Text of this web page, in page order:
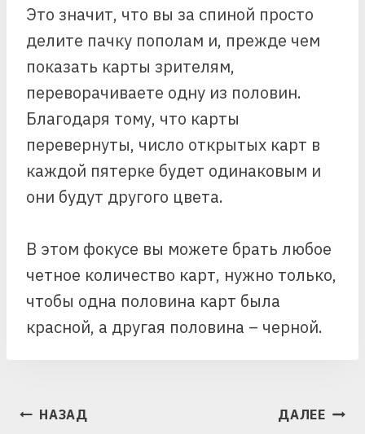
Это значит, что вы за спиной просто
делите пачку пополам и, прежде чем
показать карты зрителям,
переворачиваете одну из половин.
Благодаря тому, что карты
перевернуты, число открытых карт в
каждой пятерке будет одинаковым и
они будут другого цвета.
В этом фокусе вы можете брать любое
четное количество карт, нужно только,
чтобы одна половина карт была
красной, а другая половина – черной.
НАВИГАЦИЯ
НАЗАД ДАЛЕЕ